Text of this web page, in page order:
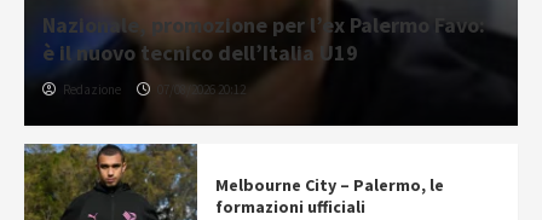
Nazionale, promozione per l’ex Palermo Favo:
è il nuovo tecnico dell’Italia U19
Redazione 07/08/2026 20:12
Melbourne City – Palermo, le
formazioni ufficiali